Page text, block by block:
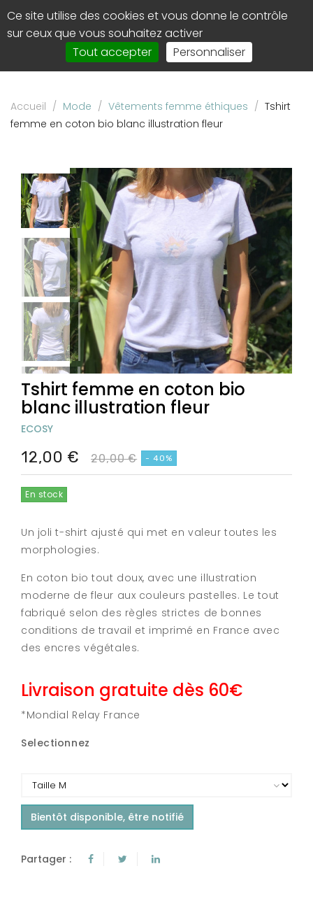
Accueil / Mode / Vêtements femme éthiques / Tshirt
femme en coton bio blanc illustration fleur
Tshirt femme en coton bio
blanc illustration fleur
ECOSY
12,00 € 20,00 € - 40%
En stock
Un joli t-shirt ajusté qui met en valeur toutes les
morphologies.
En coton bio tout doux, avec une illustration
moderne de fleur aux couleurs pastelles. Le tout
fabriqué selon des règles strictes de bonnes
conditions de travail et imprimé en France avec
des encres végétales.
Livraison gratuite dès 60€
*Mondial Relay France
Selectionnez
Bientôt disponible, être notifié
Partager :
Panneau de gestion des cookies
Ce site utilise des cookies et vous donne le contrôle
sur ceux que vous souhaitez activer
Tout accepter
Personnaliser